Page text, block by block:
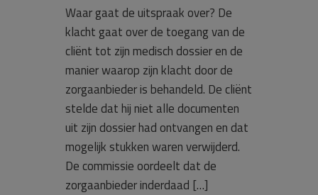
Waar gaat de uitspraak over? De
klacht gaat over de toegang van de
cliënt tot zijn medisch dossier en de
manier waarop zijn klacht door de
zorgaanbieder is behandeld. De cliënt
stelde dat hij niet alle documenten
uit zijn dossier had ontvangen en dat
mogelijk stukken waren verwijderd.
De commissie oordeelt dat de
zorgaanbieder inderdaad […]